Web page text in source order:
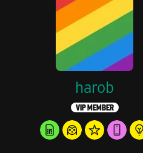
harob
VIP MEMBER